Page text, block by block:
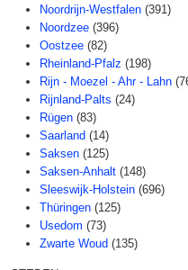
Noordrijn-Westfalen (391)
Noordzee (396)
Oostzee (82)
Rheinland-Pfalz (198)
Rijn - Moezel - Ahr - Lahn
Rijnland-Palts (24)
Rügen (83)
Saarland (14)
Saksen (125)
Saksen-Anhalt (148)
Sleeswijk-Holstein (696)
Thüringen (125)
Usedom (73)
Zwarte Woud (135)